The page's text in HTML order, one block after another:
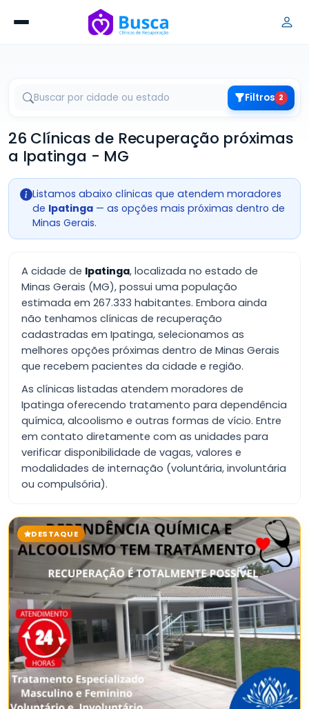
Filtros 2
26 Clínicas de Recuperação próximas
a Ipatinga - MG
Listamos abaixo clínicas que atendem moradores
de Ipatinga — as opções mais próximas dentro de
Minas Gerais.
A cidade de Ipatinga, localizada no estado de
Minas Gerais (MG), possui uma população
estimada em 267.333 habitantes. Embora ainda
não tenhamos clínicas de recuperação
cadastradas em Ipatinga, selecionamos as
melhores opções próximas dentro de Minas Gerais
que recebem pacientes da cidade e região.
As clínicas listadas atendem moradores de
Ipatinga oferecendo tratamento para dependência
química, alcoolismo e outras formas de vício. Entre
em contato diretamente com as unidades para
verificar disponibilidade de vagas, valores e
modalidades de internação (voluntária, involuntária
ou compulsória).
DESTAQUE